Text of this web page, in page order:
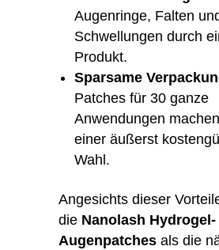
Augenringe, Falten
Schwellungen durch
Produkt.
Sparsame
Patches für 30 ganze
Anwendungen
einer äußerst
Wahl.
Angesichts dieser
die Nanolash Hydrogel-
Augenpatches als die